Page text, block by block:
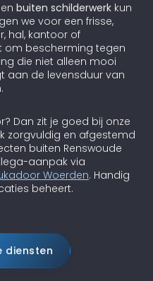
en buiten schilderwerk kun
we voor een frisse,
hal, kantoor of
om bescherming tegen
die niet alleen mooi
aan de levensduur van
Dan zit je goed bij onze
zorgvuldig en afgestemd
buiten Renswoude
aanpak via
Woerden. Handig
beheert.
diensten